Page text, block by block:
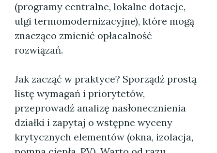
(programy centralne, lokalne dotacje,
ulgi termomodernizacyjne), które mogą
znacząco zmienić opłacalność
rozwiązań.
Jak zacząć w praktyce? Sporządź prostą
listę wymagań i priorytetów,
przeprowadź analizę nasłonecznienia
działki i zapytaj o wstępne wyceny
krytycznych elementów (okna, izolacja,